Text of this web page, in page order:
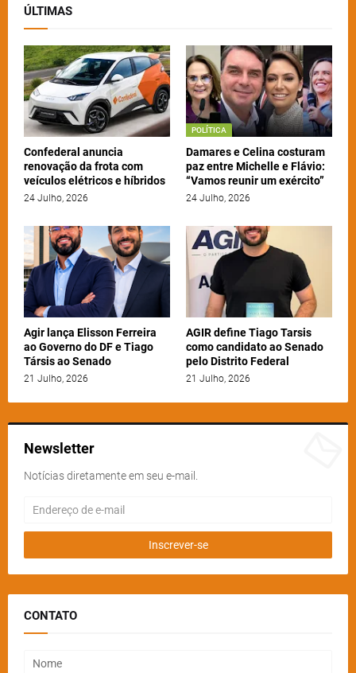
ÚLTIMAS
Confederal anuncia
renovação da frota com
veículos elétricos e híbridos
24 Julho, 2026
POLÍTICA
Damares e Celina costuram
paz entre Michelle e Flávio:
“Vamos reunir um exército”
24 Julho, 2026
Agir lança Elisson Ferreira
ao Governo do DF e Tiago
Társis ao Senado
21 Julho, 2026
AGIR define Tiago Tarsis
como candidato ao Senado
pelo Distrito Federal
21 Julho, 2026
Newsletter
Notícias diretamente em seu e-mail.
CONTATO